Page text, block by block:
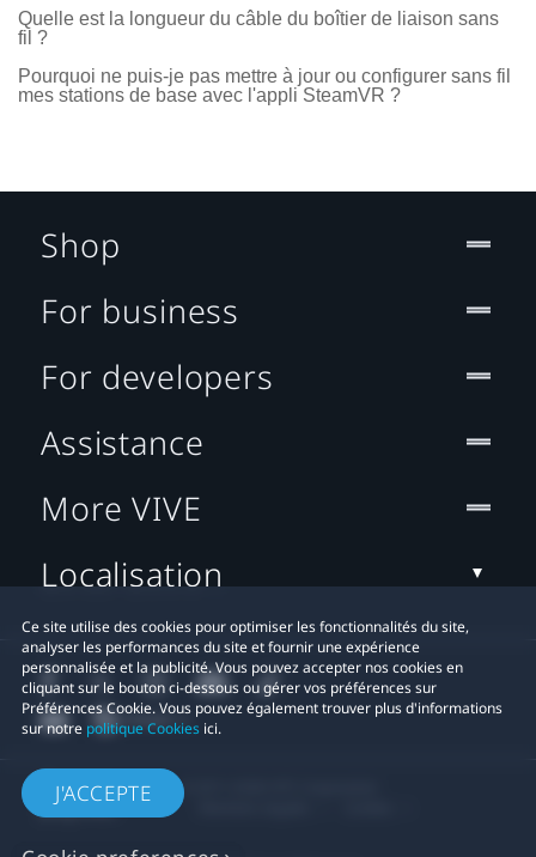
Quelle est la longueur du câble du boîtier de liaison sans
fil ?
Pourquoi ne puis-je pas mettre à jour ou configurer sans fil
mes stations de base avec l'appli SteamVR ?
Ce site utilise des cookies pour optimiser les fonctionnalités du site,
analyser les performances du site et fournir une expérience
personnalisée et la publicité. Vous pouvez accepter nos cookies en
cliquant sur le bouton ci-dessous ou gérer vos préférences sur
Préférences Cookie. Vous pouvez également trouver plus d'informations
sur notre politique Cookies ici.
J'ACCEPTE
Shop
For business
For developers
Assistance
More VIVE
Localisation
© 2011-2026 HTC Corporation